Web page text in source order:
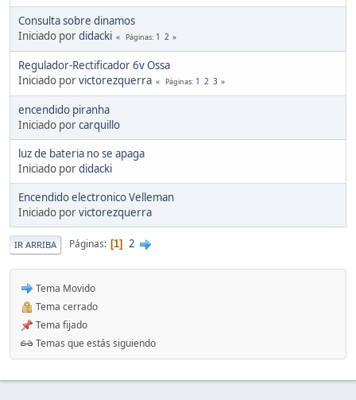
Consulta sobre dinamos
Iniciado pordidacki Páginas 1 2
Regulador-Rectificador 6v Ossa
Iniciado porvictorezquerra Páginas 1 2 3
encendido piranha
Iniciado porcarquillo
luz de bateria no se apaga
Iniciado pordidacki
Encendido electronico Velleman
Iniciado porvictorezquerra
IR ARRIBA Páginas 1 2
Tema Movido
Tema cerrado
Tema fijado
Temas que estás siguiendo